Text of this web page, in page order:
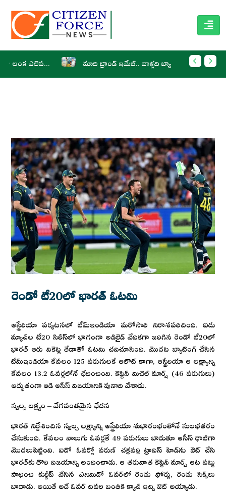
మాది బ్రాండ్ ఇమేజ్.. వాళ్లది బ్యాడ్ ఇమేజ్
రెండో టీ20లో భారత్ ఓటమి
ఆస్ట్రేలియా పర్యటనలో టీమ్ఇండియా మరోసారి నిరాశపరిచింది. ఐదు
మ్యాచ్‌ల టీ20 సిరీస్‌లో భాగంగా అడిలైడ్ వేదికగా జరిగిన రెండో టీ20లో
భారత్ ఆరు వికెట్ల తేడాతో ఓటమి చవిచూసింది. మొదట బ్యాటింగ్ చేసిన
టీమ్ఇండియా కేవలం 125 పరుగులకే ఆలౌట్ కాగా, ఆస్ట్రేలియా ఆ లక్ష్యాన్ని
కేవలం 13.2 ఓవర్లలోనే ఛేదించింది. కెప్టెన్ మిచెల్ మార్ష్ (46 పరుగులు)
అద్భుతంగా ఆడి ఆసీస్ విజయానికి పునాది వేశాడు.
స్వల్ప లక్ష్యం – వేగవంతమైన ఛేదన
భారత్ నిర్దేశించిన స్వల్ప లక్ష్యాన్ని ఆస్ట్రేలియా శుభారంభంతోనే సులభతరం
చేసుకుంది. కేవలం నాలుగు ఓవర్లకే 49 పరుగులు బాదుతూ ఆసీస్ ధాటిగా
మొదలుపెట్టింది. ఐదో ఓవర్లో వరుణ్ చక్రవర్తి ట్రావిస్ హెడ్‌ను ఔట్ చేసి
భారత్‌కు తొలి విజయాన్ని అందించాడు. ఆ తరువాత కెప్టెన్ మార్ష్ ఆట పట్టు
సాధించి కుల్దీప్ వేసిన ఎనిమిదో ఓవర్‌లో రెండు ఫోర్లు, రెండు సిక్స్‌లు
బాదాడు. అయితే అదే ఓవర్ చివరి బంతికి క్యాచ్ ఇచ్చి ఔట్ అయ్యాడు.